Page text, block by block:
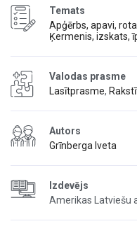
Temats
Apģērbs, apavi,
Ķermenis, izskats,
Valodas prasme
Lasītprasme,
Autors
Grīnberga Iveta
Izdevējs
Amerikas Latviešu